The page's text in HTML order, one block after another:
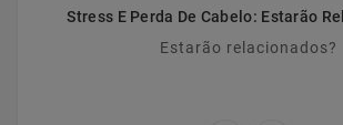
Stress E Perda De Cabelo: Estarão
Estarão relacionados?